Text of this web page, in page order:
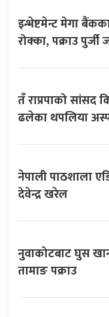
इन्भेष्टमेन्ट मेगा
रोक्का, पक्राउ पुर्जी
तँ राप्रपाको सांसद
ढलेका थपलिया
नेपाली पाठशाला
देवेन्द्र खरेल
नुवाकोटबाट घुस
तामाङ पक्राउ